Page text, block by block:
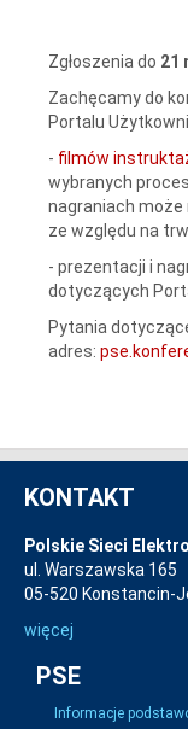
Zgłoszenia do 21
Zachęcamy do
Portalu
- filmów
wybranych
nagraniach może
ze względu na
- prezentacji i
dotyczących
Pytania
adres:
KONTAKT
Polskie Sieci
ul. Warszawska 165
05-520 Konstancin-
więcej
PSE
Informacje